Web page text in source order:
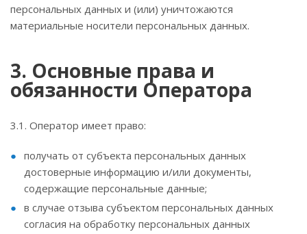
персональных данных и (или) уничтожаются
материальные носители персональных данных.
3. Основные права и
обязанности Оператора
3.1. Оператор имеет право:
получать от субъекта персональных данных
достоверные информацию и/или документы,
содержащие персональные данные;
в случае отзыва субъектом персональных данных
согласия на обработку персональных данных